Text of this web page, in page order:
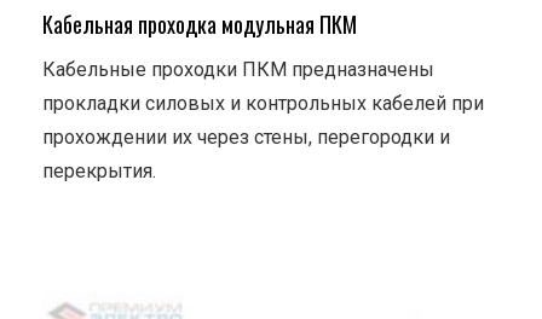
Кабельная проходка модульная ПКМ
Кабельные проходки ПКМ предназначены
прокладки силовых и контрольных кабелей при
прохождении их через стены, перегородки и
перекрытия.